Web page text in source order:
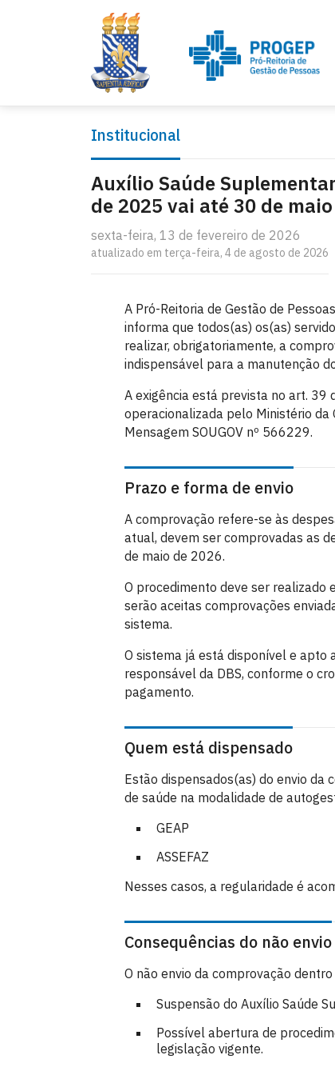
Institucional
Auxílio Saúde
de 2025 vai até 30 de
sexta-feira, 13 de fevereiro de 2026
atualizado em terça-feira, 4 de agosto de 2026
A Pró-Reitoria de Gestão de
informa que todos(as) os(as)
realizar, obrigatoriamente, a
indispensável para a manutenção
A exigência está prevista no art.
operacionalizada pelo Ministério da
Mensagem SOUGOV nº 566229.
Prazo e forma de envio
A comprovação refere-se às
atual, devem ser comprovadas as
de maio de 2026.
O procedimento deve ser realizado
serão aceitas comprovações
sistema.
O sistema já está disponível e apto
responsável da DBS, conforme o
pagamento.
Quem está dispensado
Estão dispensados(as) do envio
de saúde na modalidade de
GEAP
ASSEFAZ
Nesses casos, a regularidade é
Consequências do não envio
O não envio da comprovação
Suspensão do Auxílio Saúde
Possível abertura de
legislação vigente.